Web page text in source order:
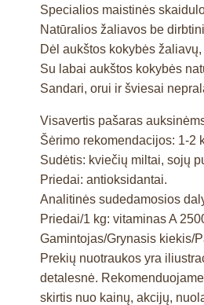
Specialios maistinės
Natūralios žaliavos be
Dėl aukštos kokybės
Su labai aukštos kokybės
Sandari, orui ir šviesai
Visavertis pašaras
Šėrimo rekomendacijos: 1-2
Sudėtis: kviečių miltai, sojų
Priedai: antioksidantai.
Analitinės sudedamosios
Priedai/1 kg: vitaminas A
Gamintojas/Grynasis kiekis/
Prekių nuotraukos yra
detalesnė.
skirtis nuo kainų, akcijų,